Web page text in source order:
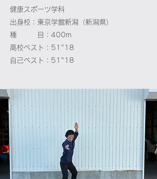
健康スポーツ学科
出身校：東京学館新潟（新潟県）
種 目：400m
高校ベスト：51"18
自己ベスト：51"18